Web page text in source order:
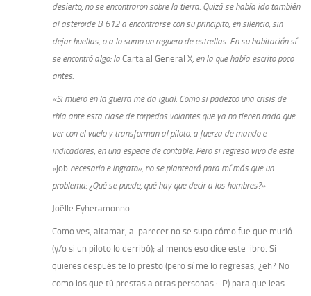
desierto, no se encontraron sobre la tierra. Quizá se había ido también
al asteroide B 612 a encontrarse con su principito, en silencio, sin
dejar huellas, o a lo sumo un reguero de estrellas. En su habitación sí
se encontró algo: la Carta al General X , en la que había escrito poco
antes:
«Si muero en la guerra me da igual. Como si padezco una crisis de
rbia ante esta clase de torpedos volantes que ya no tienen nada que
ver con el vuelo y transforman al piloto, a fuerza de mando e
indicadores, en una especie de contable. Pero si regreso vivo de este
«job necesario e ingrato», no se planteará para mí más que un
problema: ¿Qué se puede, qué hay que decir a los hombres?»
Joëlle Eyheramonno
Como ves, altamar, al parecer no se supo cómo fue que murió
(y/o si un piloto lo derribó); al menos eso dice este libro. Si
quieres después te lo presto (pero sí me lo regresas, ¿eh? No
como los que tú prestas a otras personas :-P) para que leas